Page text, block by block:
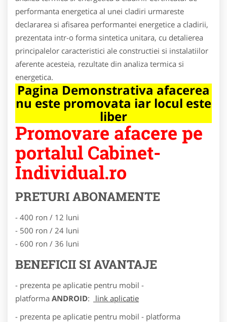
performanta energetica al unei cladiri urmareste
declararea si afisarea performantei energetice a cladirii,
prezentata intr-o forma sintetica unitara, cu detalierea
principalelor caracteristici ale constructiei si instalatiilor
aferente acesteia, rezultate din analiza termica si
energetica.
Pagina Demonstrativa afacerea
nu este promovata iar locul este
liber
Promovare afacere pe
portalul Cabinet-
Individual.ro
PRETURI ABONAMENTE
- 400 ron / 12 luni
- 500 ron / 24 luni
- 600 ron / 36 luni
BENEFICII SI AVANTAJE
- prezenta pe aplicatie pentru mobil -
platforma ANDROID:
link aplicatie
- prezenta pe aplicatie pentru mobil - platforma